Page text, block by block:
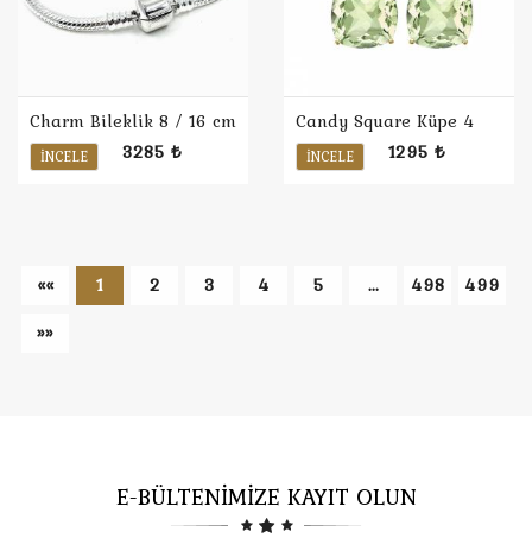
Charm Bileklik 8 / 16 cm
İNCELE 3285 ₺
Candy Square Küpe 4
İNCELE 1295 ₺
«« 1 2 3 4 5 ... 498
499
»»
E-BÜLTENİMİZE KAYIT OLUN